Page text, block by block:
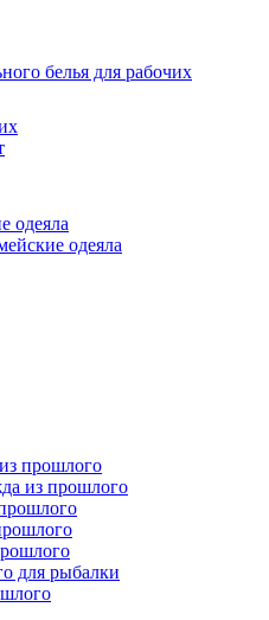
белья для рабочих
одеяла
одеяла
прошлого
из прошлого
для рыбалки